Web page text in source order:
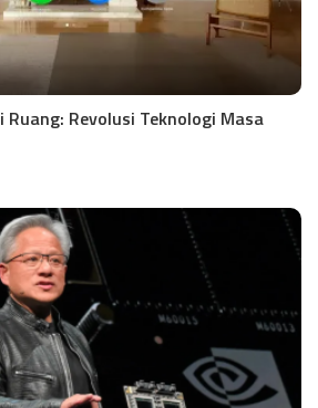
Revolusi Teknologi Masa